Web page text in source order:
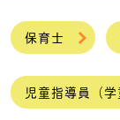
保育士
児童指導員（学